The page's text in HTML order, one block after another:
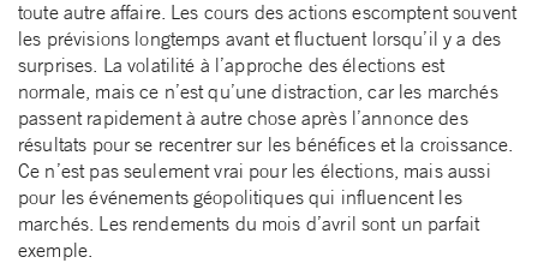
toute autre affaire. Les cours des actions escomptent souvent
les prévisions longtemps avant et fluctuent lorsqu’il y a des
surprises. La volatilité à l’approche des élections est
normale, mais ce n’est qu’une distraction, car les marchés
passent rapidement à autre chose après l’annonce des
résultats pour se recentrer sur les bénéfices et la croissance.
Ce n’est pas seulement vrai pour les élections, mais aussi
pour les événements géopolitiques qui influencent les
marchés. Les rendements du mois d’avril sont un parfait
exemple.